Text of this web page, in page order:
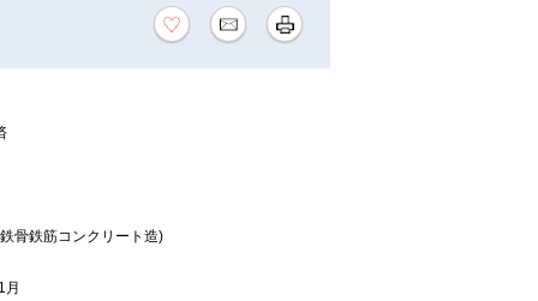
骨鉄筋コンクリート造)
月